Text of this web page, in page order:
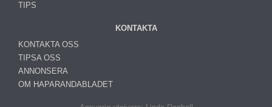
TIPS
KONTAKTA
KONTAKTA OSS
TIPSA OSS
ANNONSERA
OM HAPARANDABLADET